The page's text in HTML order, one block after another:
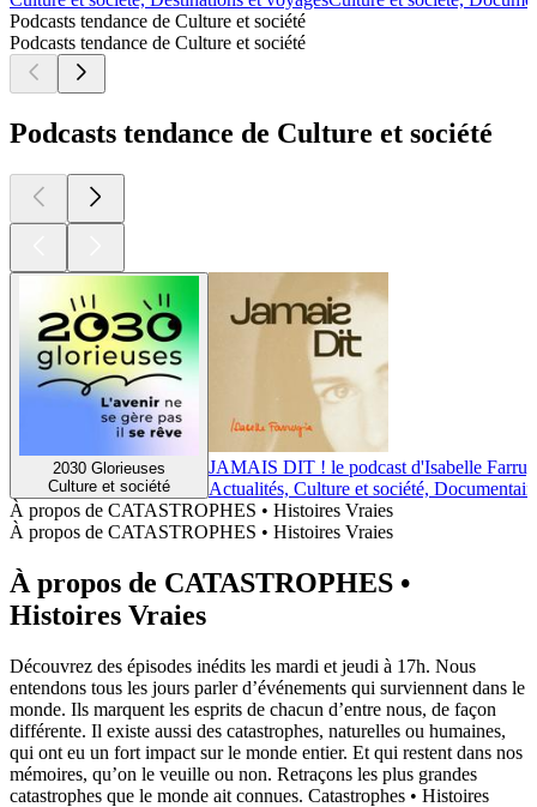
Podcasts tendance de Culture et société
Podcasts tendance de Culture et société
Podcasts tendance de Culture et société
2030 Glorieuses
Culture et société
JAMAIS DIT ! le podcast d'Isabelle
Actualités, Culture et société,
À propos de CATASTROPHES • Histoires Vraies
À propos de CATASTROPHES • Histoires Vraies
À propos de CATASTROPHES •
Histoires Vraies
Découvrez des épisodes inédits les mardi et jeudi à 17h. Nous
entendons tous les jours parler d’événements qui surviennent dans le
monde. Ils marquent les esprits de chacun d’entre nous, de façon
différente. Il existe aussi des catastrophes, naturelles ou humaines,
qui ont eu un fort impact sur le monde entier. Et qui restent dans nos
mémoires, qu’on le veuille ou non. Retraçons les plus grandes
catastrophes que le monde ait connues. Catastrophes • Histoires